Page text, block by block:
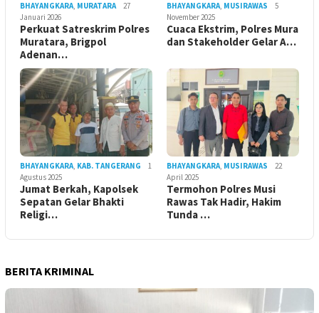
BHAYANGKARA, MURATARA
27
Januari 2026
Perkuat Satreskrim Polres
Muratara, Brigpol
Adenan…
BHAYANGKARA, MUSIRAWAS
5
November 2025
Cuaca Ekstrim, Polres Mura
dan Stakeholder Gelar A…
BHAYANGKARA, KAB. TANGERANG
1
Agustus 2025
Jumat Berkah, Kapolsek
Sepatan Gelar Bhakti
Religi…
BHAYANGKARA, MUSIRAWAS
22
April 2025
Termohon Polres Musi
Rawas Tak Hadir, Hakim
Tunda …
BERITA KRIMINAL